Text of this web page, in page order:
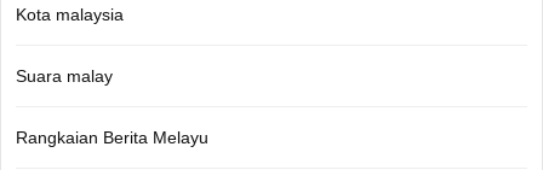
Kota malaysia
Suara malay
Rangkaian Berita Melayu